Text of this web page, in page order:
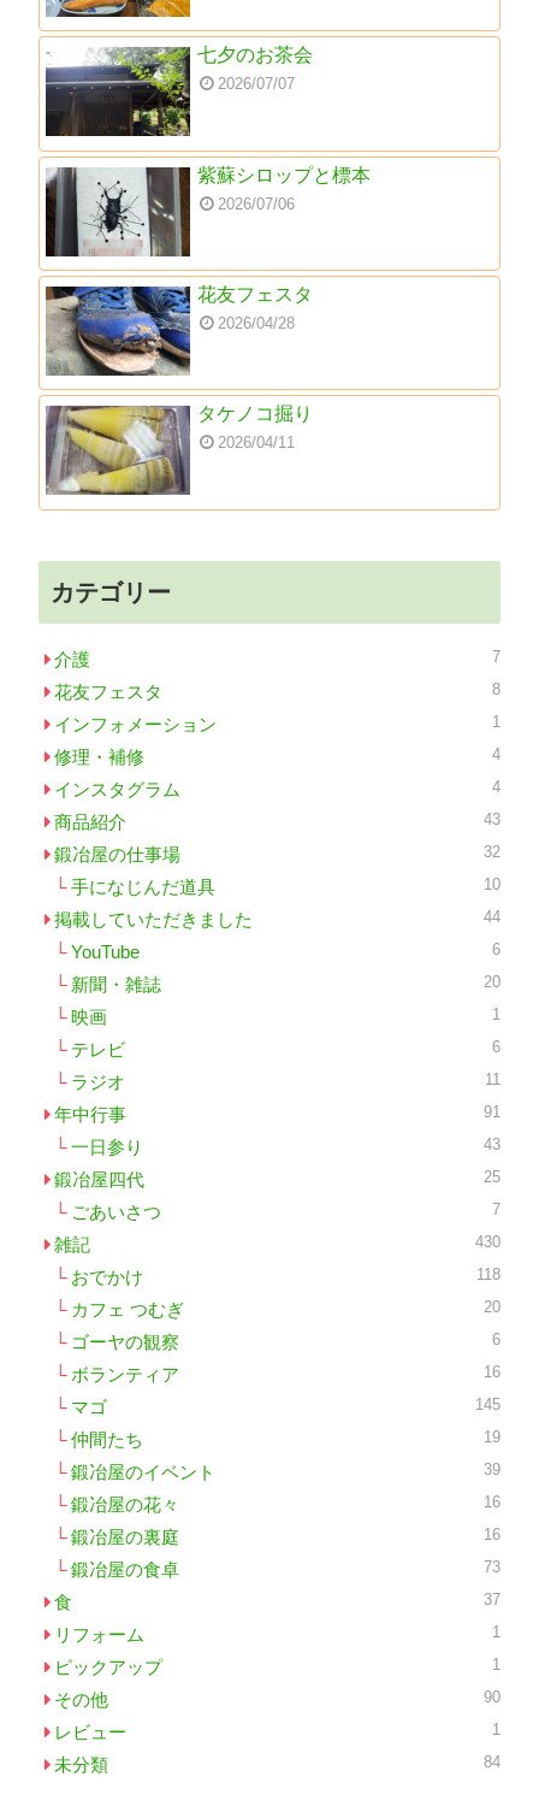
七夕のお茶会
2026/07/07
紫蘇シロップと標本
2026/07/06
花友フェスタ
2026/04/28
タケノコ掘り
2026/04/11
カテゴリー
介護 7
花友フェスタ 8
インフォメーション 1
修理・補修 4
インスタグラム 4
商品紹介 43
鍛冶屋の仕事場 32
手になじんだ道具 10
掲載していただきました 44
YouTube 6
新聞・雑誌 20
映画 1
テレビ 6
ラジオ 11
年中行事 91
一日参り 43
鍛冶屋四代 25
ごあいさつ 7
雑記 430
おでかけ 118
カフェ つむぎ 20
ゴーヤの観察 6
ボランティア 16
マゴ 145
仲間たち 19
鍛冶屋のイベント 39
鍛冶屋の花々 16
鍛冶屋の裏庭 16
鍛冶屋の食卓 73
食 37
リフォーム 1
ピックアップ 1
その他 90
レビュー 1
未分類 84